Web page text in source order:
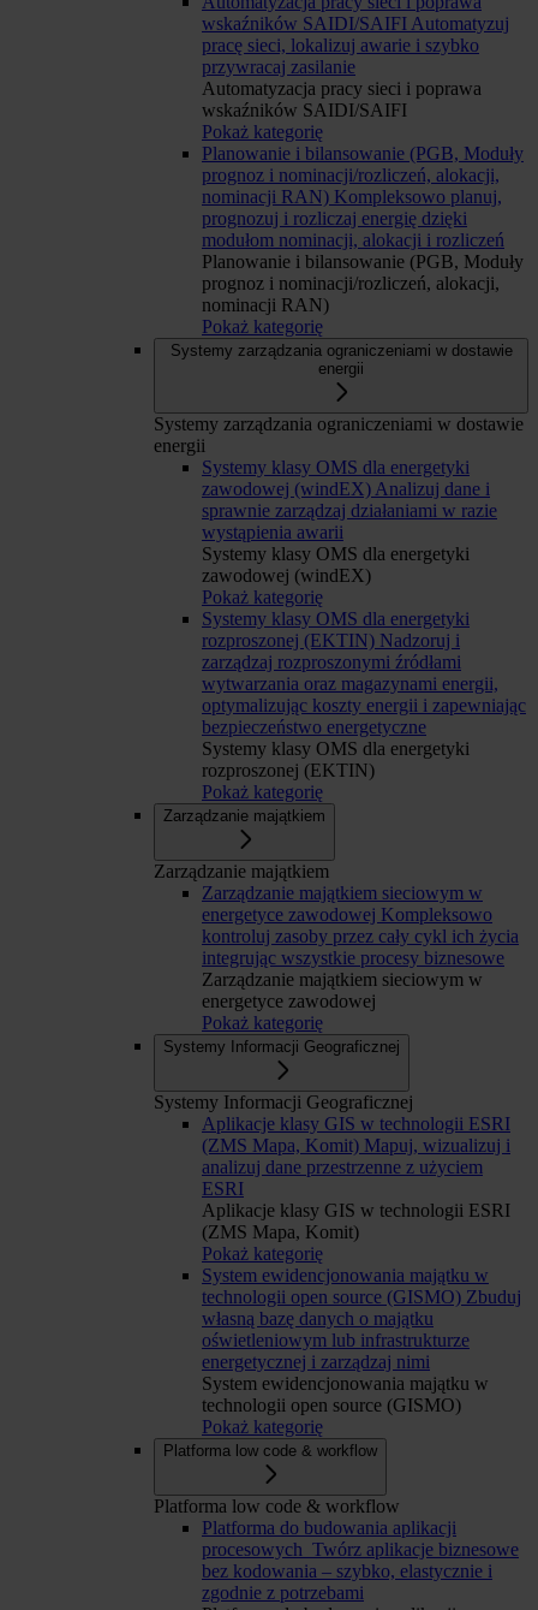
wskaźników SAIDI/SAIFI Automatyzuj
pracę sieci, lokalizuj awarie i szybko
przywracaj zasilanie
Automatyzacja pracy sieci i poprawa
wskaźników SAIDI/SAIFI
Pokaż kategorię
Planowanie i bilansowanie (PGB, Moduły
prognoz i nominacji/rozliczeń, alokacji,
nominacji RAN) Kompleksowo planuj,
prognozuj i rozliczaj energię dzięki
modułom nominacji, alokacji i rozliczeń
Planowanie i bilansowanie (PGB, Moduły
prognoz i nominacji/rozliczeń, alokacji,
nominacji RAN)
Pokaż kategorię
Systemy zarządzania ograniczeniami w dostawie
energii
Systemy zarządzania ograniczeniami w dostawie
energii
Systemy klasy OMS dla energetyki
zawodowej (windEX) Analizuj dane i
sprawnie zarządzaj działaniami w razie
wystąpienia awarii
Systemy klasy OMS dla energetyki
zawodowej (windEX)
Pokaż kategorię
Systemy klasy OMS dla energetyki
rozproszonej (EKTIN) Nadzoruj i
zarządzaj rozproszonymi źródłami
wytwarzania oraz magazynami energii,
optymalizując koszty energii i zapewniając
bezpieczeństwo energetyczne
Systemy klasy OMS dla energetyki
rozproszonej (EKTIN)
Pokaż kategorię
Zarządzanie majątkiem
Zarządzanie majątkiem
Zarządzanie majątkiem sieciowym w
energetyce zawodowej Kompleksowo
kontroluj zasoby przez cały cykl ich życia
integrując wszystkie procesy biznesowe
Zarządzanie majątkiem sieciowym w
energetyce zawodowej
Pokaż kategorię
Systemy Informacji Geograficznej
Systemy Informacji Geograficznej
Aplikacje klasy GIS w technologii ESRI
(ZMS Mapa, Komit) Mapuj, wizualizuj i
analizuj dane przestrzenne z użyciem
ESRI
Aplikacje klasy GIS w technologii ESRI
(ZMS Mapa, Komit)
Pokaż kategorię
System ewidencjonowania majątku w
technologii open source (GISMO) Zbuduj
własną bazę danych o majątku
oświetleniowym lub infrastrukturze
energetycznej i zarządzaj nimi
System ewidencjonowania majątku w
technologii open source (GISMO)
Pokaż kategorię
Platforma low code & workflow
Platforma low code & workflow
Platforma do budowania aplikacji
procesowych Twórz aplikacje biznesowe
bez kodowania – szybko, elastycznie i
zgodnie z potrzebami